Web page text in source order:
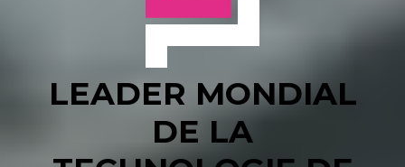
LEADER MONDIAL
DE LA